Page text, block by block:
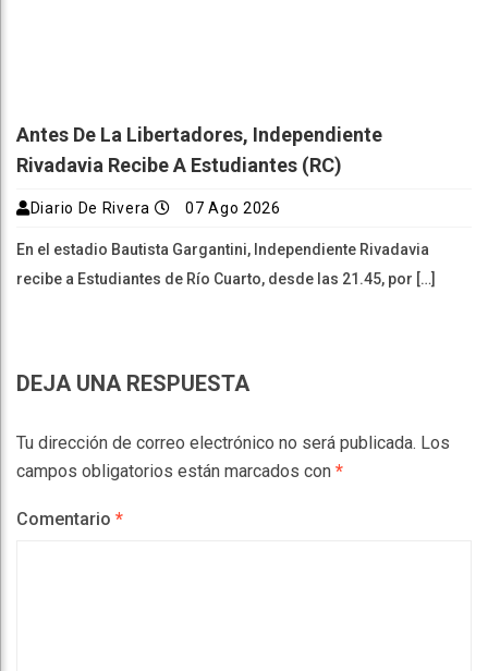
Antes De La Libertadores, Independiente
Rivadavia Recibe A Estudiantes (RC)
Diario De Rivera 07 Ago 2026
En el estadio Bautista Gargantini, Independiente Rivadavia
recibe a Estudiantes de Río Cuarto, desde las 21.45, por […]
DEJA UNA RESPUESTA
Tu dirección de correo electrónico no será publicada. Los
campos obligatorios están marcados con *
Comentario *